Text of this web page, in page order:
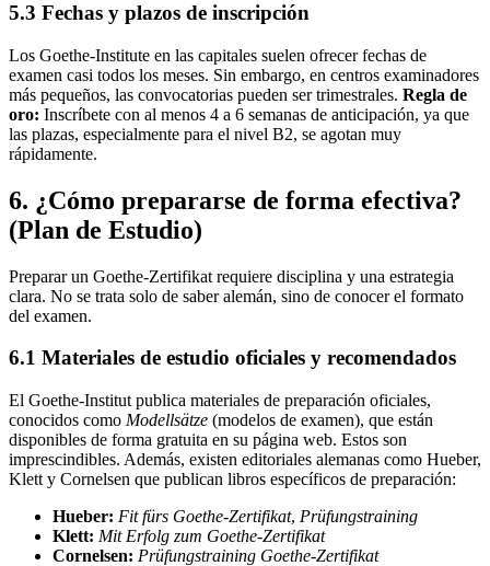
5.3 Fechas y plazos de inscripción
Los Goethe-Institute en las capitales suelen ofrecer fechas de
examen casi todos los meses. Sin embargo, en centros examinadores
más pequeños, las convocatorias pueden ser trimestrales. Regla de
oro: Inscríbete con al menos 4 a 6 semanas de anticipación, ya que
las plazas, especialmente para el nivel B2, se agotan muy
rápidamente.
6. ¿Cómo prepararse de forma efectiva?
(Plan de Estudio)
Preparar un Goethe-Zertifikat requiere disciplina y una estrategia
clara. No se trata solo de saber alemán, sino de conocer el formato
del examen.
6.1 Materiales de estudio oficiales y recomendados
El Goethe-Institut publica materiales de preparación oficiales,
conocidos como Modellsätze (modelos de examen), que están
disponibles de forma gratuita en su página web. Estos son
imprescindibles. Además, existen editoriales alemanas como Hueber,
Klett y Cornelsen que publican libros específicos de preparación:
Hueber: Fit fürs Goethe-Zertifikat, Prüfungstraining
Klett: Mit Erfolg zum Goethe-Zertifikat
Cornelsen: Prüfungstraining Goethe-Zertifikat